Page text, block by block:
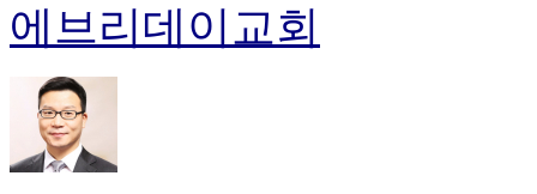
에브리데이교회